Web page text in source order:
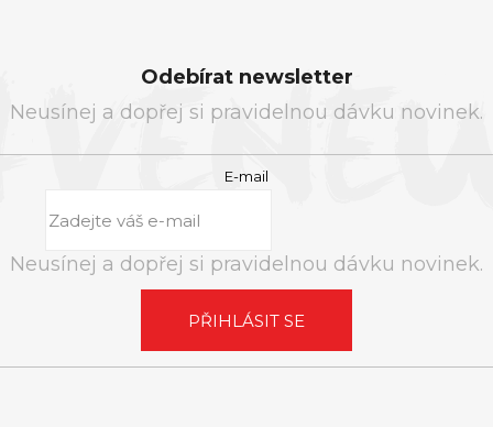
Odebírat newsletter
Neusínej a dopřej si pravidelnou dávku novinek.
E-mail
Neusínej a dopřej si pravidelnou dávku novinek.
PŘIHLÁSIT SE